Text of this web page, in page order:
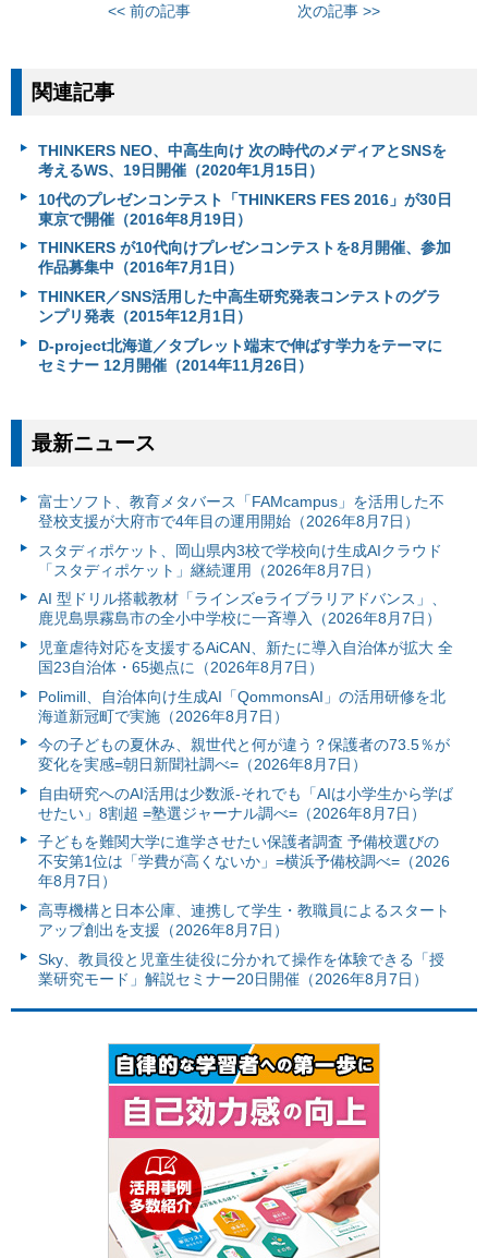
<< 前の記事 次の記事 >>
関連記事
THINKERS NEO、中高生向け 次の時代のメディアとSNSを
考えるWS、19日開催（2020年1月15日）
10代のプレゼンコンテスト「THINKERS FES 2016」が30日
東京で開催（2016年8月19日）
THINKERS が10代向けプレゼンコンテストを8月開催、参加
作品募集中（2016年7月1日）
THINKER／SNS活用した中高生研究発表コンテストのグラ
ンプリ発表（2015年12月1日）
D-project北海道／タブレット端末で伸ばす学力をテーマに
セミナー 12月開催（2014年11月26日）
最新ニュース
富⼠ソフト、教育メタバース「FAMcampus」を活用した不
登校支援が大府市で4年目の運用開始（2026年8月7日）
スタディポケット、岡山県内3校で学校向け生成AIクラウド
「スタディポケット」継続運用（2026年8月7日）
AI 型ドリル搭載教材「ラインズeライブラリアドバンス」、
鹿児島県霧島市の全小中学校に一斉導入（2026年8月7日）
児童虐待対応を支援するAiCAN、新たに導入自治体が拡大 全
国23自治体・65拠点に（2026年8月7日）
Polimill、自治体向け生成AI「QommonsAI」の活用研修を北
海道新冠町で実施（2026年8月7日）
今の子どもの夏休み、親世代と何が違う？保護者の73.5％が
変化を実感=朝日新聞社調べ=（2026年8月7日）
自由研究へのAI活用は少数派-それでも「AIは小学生から学ば
せたい」8割超 =塾選ジャーナル調べ=（2026年8月7日）
子どもを難関大学に進学させたい保護者調査 予備校選びの
不安第1位は「学費が高くないか」=横浜予備校調べ=（2026
年8月7日）
高専機構と日本公庫、連携して学生・教職員によるスタート
アップ創出を支援（2026年8月7日）
Sky、教員役と児童生徒役に分かれて操作を体験できる「授
業研究モード」解説セミナー20日開催（2026年8月7日）